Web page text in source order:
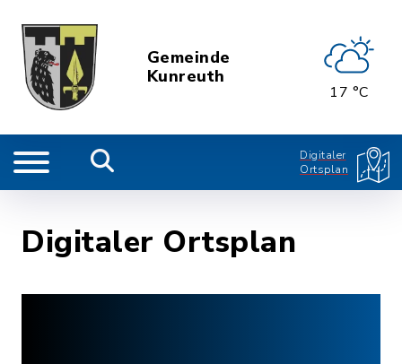
Gemeinde
Kunreuth
17 °C
Digitaler
Ortsplan
Digitaler Ortsplan